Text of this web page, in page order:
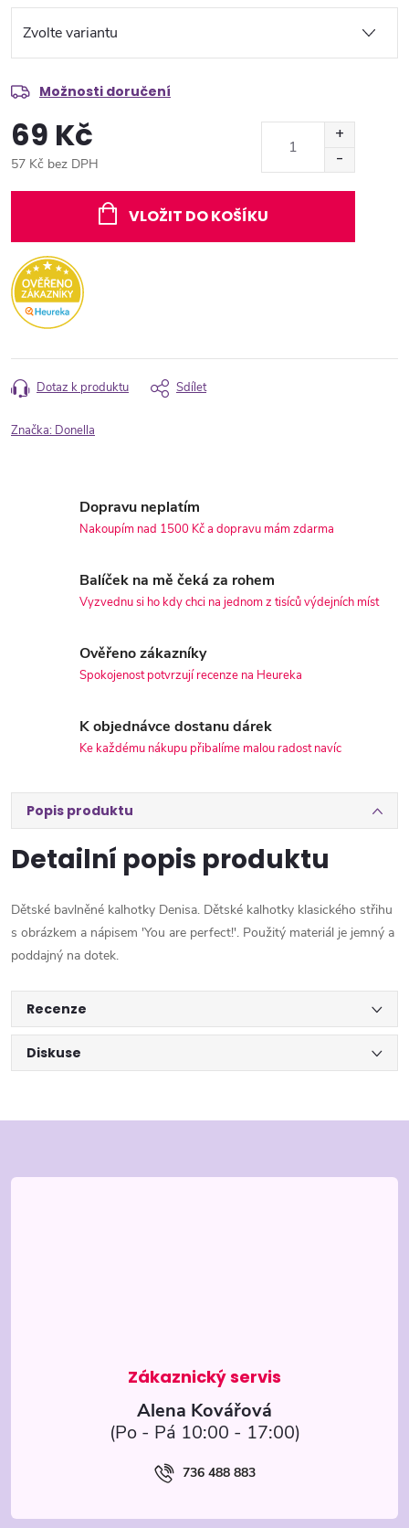
Možnosti doručení
69 Kč
57 Kč bez DPH
VLOŽIT DO KOŠÍKU
Dotaz k produktu Sdílet
Značka: Donella
Dopravu neplatím
Nakoupím nad 1500 Kč a dopravu mám zdarma
Balíček na mě čeká za rohem
Vyzvednu si ho kdy chci na jednom z tisíců výdejních míst
Ověřeno zákazníky
Spokojenost potvrzují recenze na Heureka
K objednávce dostanu dárek
Ke každému nákupu přibalíme malou radost navíc
Popis produktu
Detailní popis produktu
Dětské bavlněné kalhotky Denisa. Dětské kalhotky klasického střihu
s obrázkem a nápisem 'You are perfect!'. Použitý materiál je jemný a
poddajný na dotek.
Recenze
Diskuse
á
Alena Kovářová
736 488 883